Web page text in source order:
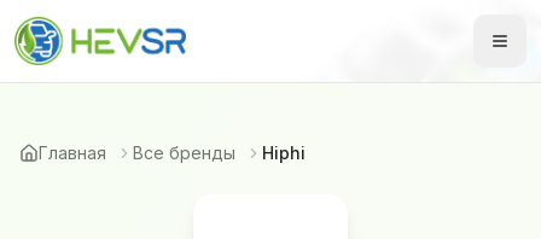
Главная Все бренды Hiphi